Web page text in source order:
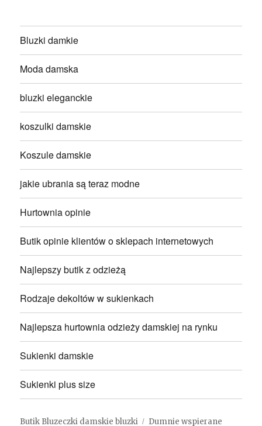
Bluzki damkie
Moda damska
bluzki eleganckie
koszulki damskie
Koszule damskie
jakie ubrania są teraz modne
Hurtownia opinie
Butik opinie klientów o sklepach internetowych
Najlepszy butik z odzieżą
Rodzaje dekoltów w sukienkach
Najlepsza hurtownia odzieży damskiej na rynku
Sukienki damskie
Sukienki plus size
Butik Bluzeczki damskie bluzki Dumnie wspierane